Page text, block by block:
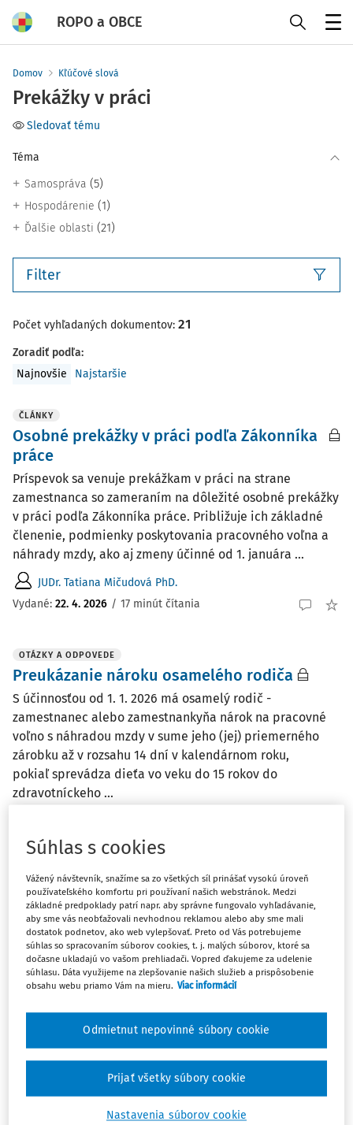
ROPO a OBCE
Domov Kľúčové slová
Prekážky v práci
Sledovať tému
Téma
Samospráva (5)
Hospodárenie (1)
Ďalšie oblasti (21)
Filter
Počet vyhľadaných dokumentov: 21
Zoradiť podľa:
Najnovšie
Najstaršie
ČLÁNKY
Osobné prekážky v práci podľa Zákonníka
práce
Príspevok sa venuje prekážkam v práci na strane
zamestnanca so zameraním na dôležité osobné prekážky
v práci podľa Zákonníka práce. Približuje ich základné
členenie, podmienky poskytovania pracovného voľna a
náhrady mzdy, ako aj zmeny účinné od 1. januára ...
JUDr. Tatiana Mičudová PhD.
Vydané: 22. 4. 2026 / 17 minút čítania
OTÁZKY A ODPOVEDE
Preukázanie nároku osamelého rodiča
S účinnosťou od 1. 1. 2026 má osamelý rodič -
zamestnanec alebo zamestnankyňa nárok na pracovné
voľno s náhradou mzdy v sume jeho (jej) priemerného
zárobku až v rozsahu 14 dní v kalendárnom roku,
pokiaľ sprevádza dieťa vo veku do 15 rokov do
zdravotníckeho ...
ČLÁNKY
Sprevádzanie rodinného príslušníka k
lekárovi osamelým zamestnancom
Sprevádzanie rodinného príslušníka do zdravotníckeho
zariadenia patrí medzi dôležité osobné prekážky v práci
na strane zamestnanca. Príspevok vysvetľuje podmienky
jej uplatňovania podľa Zákonníka práce a poukazuje na
zmeny účinné od 1. januára 2026, ktoré ...
Vydané:20. 3. 2026 / 8 minút čítania
Súhlas s cookies
Vážený návštevník, snažíme sa zo všetkých síl prinášať vysokú úroveň
používateľského komfortu pri používaní našich webstránok. Medzi
základné predpoklady patrí napr. aby správne fungovalo vyhľadávanie,
aby sme vás neobťažovali nevhodnou reklamou alebo aby sme mali
dostatok podnetov, ako web vylepšovať. Preto od Vás potrebujeme
súhlas so spracovaním súborov cookies, t. j. malých súborov, ktoré sa
dočasne ukladajú vo vašom prehliadači. Vopred ďakujeme za udelenie
súhlasu. Dáta využijeme na zlepšovanie našich služieb a prispôsobenie
obsahu webu priamo Vám na mieru. Viac informácií
Nastavenia súborov cookie
Odmietnut nepovinné súbory cookie
Prijať všetky súbory cookie